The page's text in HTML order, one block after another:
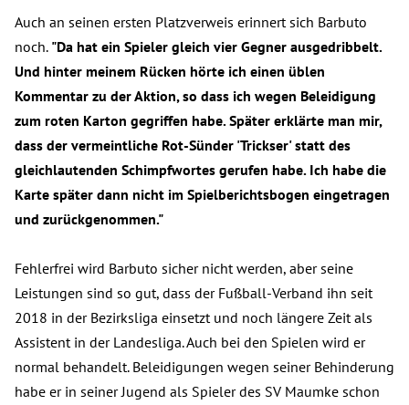
Auch an seinen ersten Platzverweis erinnert sich Barbuto
noch. "Da hat ein Spieler gleich vier Gegner ausgedribbelt.
Und hinter meinem Rücken hörte ich einen üblen
Kommentar zu der Aktion, so dass ich wegen Beleidigung
zum roten Karton gegriffen habe. Später erklärte man mir,
dass der vermeintliche Rot-Sünder 'Trickser' statt des
gleichlautenden Schimpfwortes gerufen habe. Ich habe die
Karte später dann nicht im Spielberichtsbogen eingetragen
und zurückgenommen."
Fehlerfrei wird Barbuto sicher nicht werden, aber seine
Leistungen sind so gut, dass der Fußball-Verband ihn seit
2018 in der Bezirksliga einsetzt und noch längere Zeit als
Assistent in der Landesliga. Auch bei den Spielen wird er
normal behandelt. Beleidigungen wegen seiner Behinderung
habe er in seiner Jugend als Spieler des SV Maumke schon